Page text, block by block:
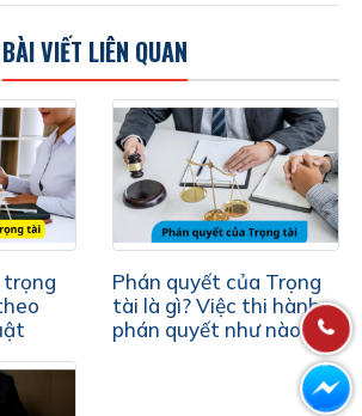
BÀI VIẾT LIÊN QUAN
trọng
Phán quyết của Trọng
tài là gì? Việc thi hành
phán quyết như nào?